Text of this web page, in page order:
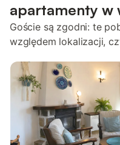
apartamenty w
Goście są zgodni: te
względem lokalizacji,